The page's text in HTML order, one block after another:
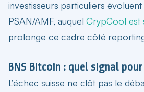
investisseurs particuliers
PSAN/AMF, auquel CrypCool est
prolonge ce cadre côté
BNS Bitcoin : quel signal
L’échec suisse ne clôt pas le